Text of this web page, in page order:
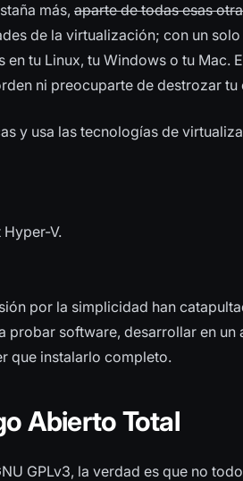
más, aparte de todas esas
de la virtualización; con un
en tu Linux, tu Windows o tu Mac.
ni preocuparte de destrozar
y usa las tecnologías de
V.
por la simplicidad han
software, desarrollar en un
que instalarlo completo.
Abierto Total
GPLv3, la verdad es que no